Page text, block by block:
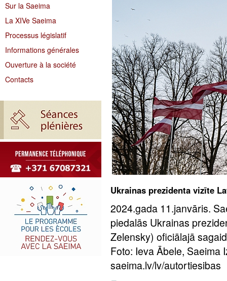
Sur la Saeima
La XIVe Saeima
Processus législatif
Informations générales
Ouverture à la société
Contacts
Ukrainas prezidenta vizīte
2024.gada 11.janvāris.
piedalās Ukrainas
Zelensky) oficiālajā
Foto: Ieva Ābele, Saeima
saeima.lv/lv/autortiesibas